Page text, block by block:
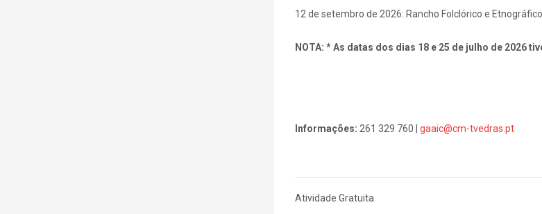
12 de setembro de 2026: Rancho Folclórico e
NOTA: * As datas dos dias 18 e 25 de julho de 2026
Informações: 261 329 760 | gaaic@cm-tvedras.pt
Atividade Gratuita